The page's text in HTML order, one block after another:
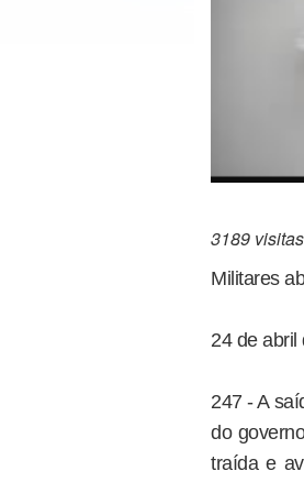
3189
Militares
24 de abril
247 - A
do
traída e